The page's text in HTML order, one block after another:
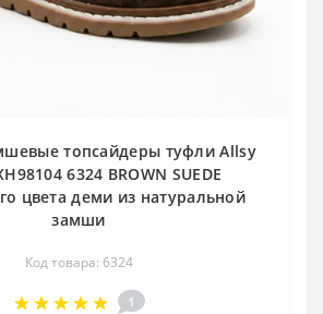
топсайдеры туфли Allsy
6324 BROWN SUEDE
цвета деми из натуральной
замши
Код товара: 6324
1